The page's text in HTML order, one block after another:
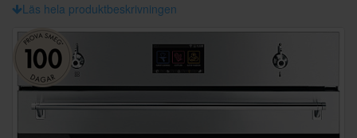
Läs hela produktbeskrivningen